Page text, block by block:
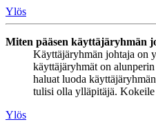
Ylös
Miten pääsen käyttäjäryhmän
Käyttäjäryhmän johtaja on
käyttäjäryhmät on
haluat luoda
tulisi olla ylläpitäjä.
Ylös